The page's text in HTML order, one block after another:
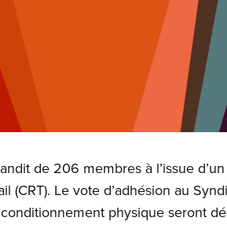
de 206 membres à l’issue
(CRT). Le vote d’adhésion au
physique seront